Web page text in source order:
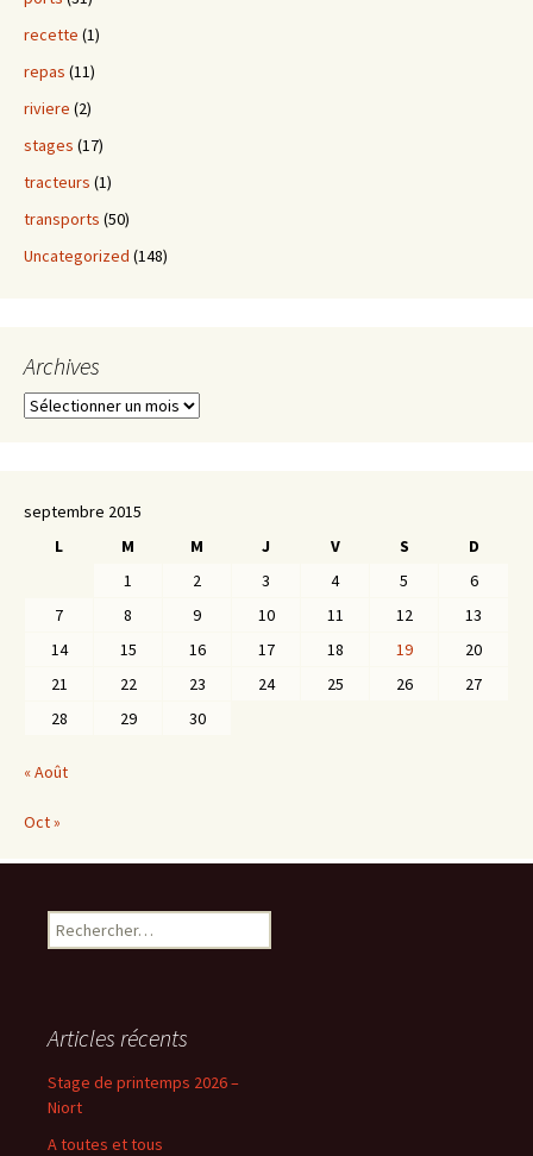
recette (1)
repas (11)
riviere (2)
stages (17)
tracteurs (1)
transports (50)
Uncategorized (148)
Archives
Archives
septembre 2015
L
M M J V S
D
1
2 3 4 5
6
7
8 9 10 11 12
13
14
15 16 17 18 19
20
21
22 23 24 25 26
27
28
29 30
« Août
Oct »
Rechercher :
Articles récents
Stage de printemps 2026 –
Niort
A toutes et tous